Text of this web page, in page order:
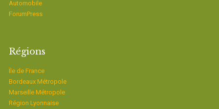
Automobile
ForumPress
Régions
Ïle de France
Bordeaux Métropole
Marseille Métropole
Région Lyonnaise